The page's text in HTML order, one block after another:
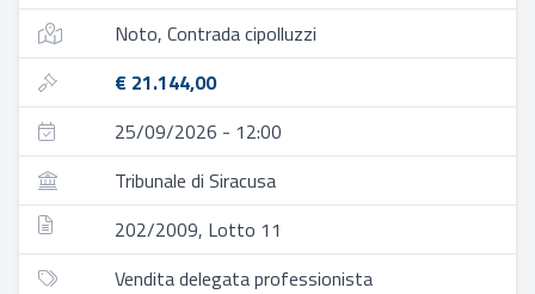
Noto, Contrada cipolluzzi
€ 21.144,00
25/09/2026 - 12:00
Tribunale di Siracusa
202/2009, Lotto 11
Vendita delegata professionista